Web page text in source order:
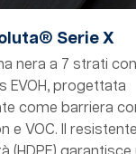
Serie X
nera a 7 strati
EVOH, progettata
come barriera
e VOC. Il